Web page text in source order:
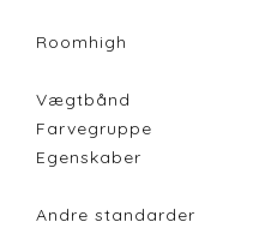
Roomhigh
Vægtbånd
Farvegruppe
Egenskaber
Andre standarder